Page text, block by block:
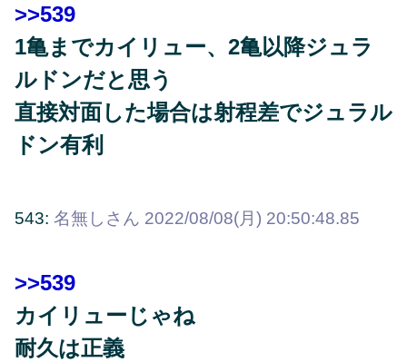
>>539
1亀までカイリュー、2亀以降ジュラ
ルドンだと思う
直接対面した場合は射程差でジュラル
ドン有利
543: 名無しさん 2022/08/08(月) 20:50:48.85
>>539
カイリューじゃね
耐久は正義